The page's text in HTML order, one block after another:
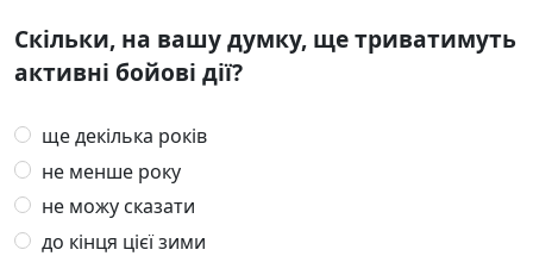
Скільки, на вашу думку, ще триватимуть
активні бойові дії?
ще декілька років
не менше року
не можу сказати
до кінця цієї зими